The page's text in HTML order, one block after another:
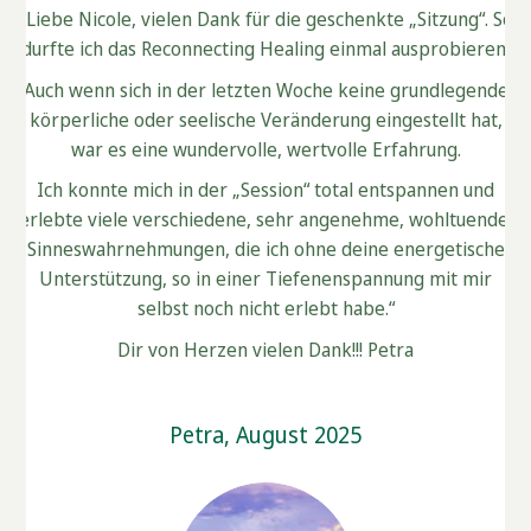
„Liebe Nicole, vielen Dank für die geschenkte „Sitzung“. So
durfte ich das Reconnecting Healing einmal ausprobieren.
Auch wenn sich in der letzten Woche keine grundlegende
körperliche oder seelische Veränderung eingestellt hat,
war es eine wundervolle, wertvolle Erfahrung.
Ich konnte mich in der „Session“ total entspannen und
erlebte viele verschiedene, sehr angenehme, wohltuende
Sinneswahrnehmungen, die ich ohne deine energetische
Unterstützung, so in einer Tiefenenspannung mit mir
selbst noch nicht erlebt habe.“
Dir von Herzen vielen Dank!!! Petra
Petra, August 2025